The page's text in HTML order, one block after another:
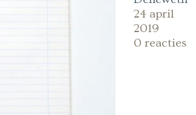
24 april
2019
0 reacties